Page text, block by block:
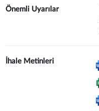
Önemli Uyarılar
İhale Metinleri